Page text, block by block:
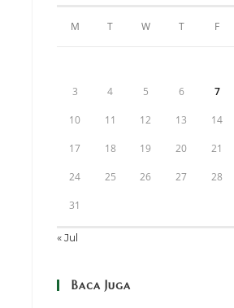
M T W T F
3 4 5 6 7
10 11 12 13 14
17 18 19 20 21
24 25 26 27 28
31
« Jul
Baca Juga